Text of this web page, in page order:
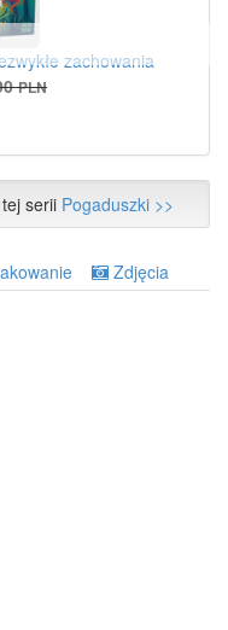
zachowania
PLN
serii Pogaduszki >>
Zdjęcia